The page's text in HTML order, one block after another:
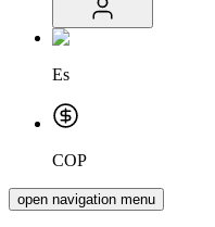
Es
COP
open navigation menu